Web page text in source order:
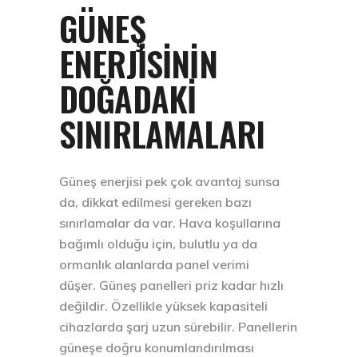
GÜNEŞ
ENERJISININ
DOĞADAKI
SINIRLAMALARI
Güneş enerjisi pek çok avantaj sunsa
da, dikkat edilmesi gereken bazı
sınırlamalar da var. Hava koşullarına
bağımlı olduğu için, bulutlu ya da
ormanlık alanlarda panel verimi
düşer. Güneş panelleri priz kadar hızlı
değildir. Özellikle yüksek kapasiteli
cihazlarda şarj uzun sürebilir. Panellerin
güneşe doğru konumlandırılması